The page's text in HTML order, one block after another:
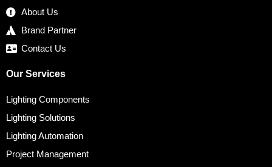
About Us
Brand Partner
Contact Us
Our Services
Lighting Components
Lighting Solutions
Lighting Automation
Project Management